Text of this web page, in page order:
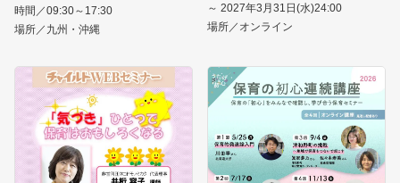
時間／09:30～17:30
場所／九州・沖縄
～ 2027年3月31日(水)24:00
場所／オンライン